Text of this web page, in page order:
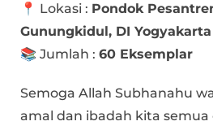
📍 Lokasi : Pondok
Gunungkidul, DI Yogyakarta
📚 Jumlah : 60 Eksemplar
Semoga Allah Subhanahu
amal dan ibadah kita semua